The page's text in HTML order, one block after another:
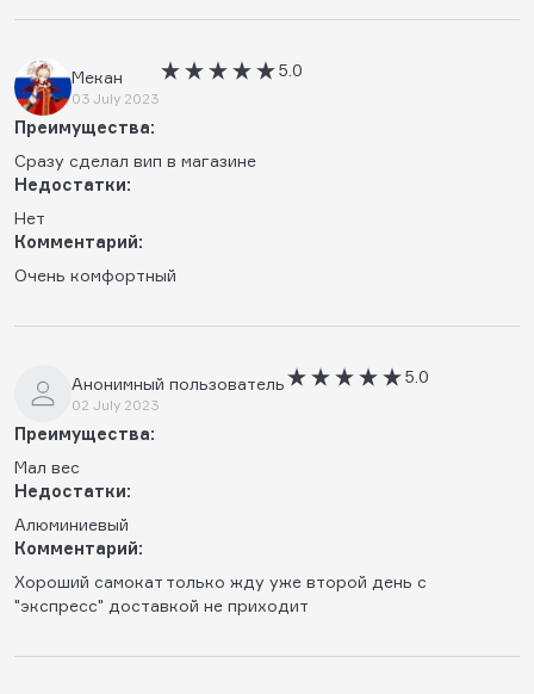
Мекан
03 July 2023
5.0
Преимущества:
Сразу сделал вип в магазине
Недостатки:
Нет
Комментарий:
Очень комфортный
Анонимный пользователь
02 July 2023
5.0
Преимущества:
Мал вес
Недостатки:
Алюминиевый
Комментарий:
Хороший самокат только жду уже второй день с
"экспресс" доставкой не приходит